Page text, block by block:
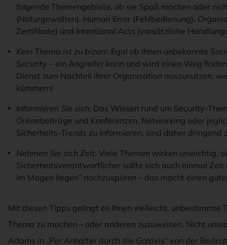
folgende Themengebiete, ob sie Spaß machen oder
(Naturgewalten), Human Error (Fehlbedienung),
Zertifikate) und Intentional Acts (vorsätzliche
Kein Thema ist zu bizarr: Egal ob Ihnen unbekannte
Security – ein Angreifer kann und wird einen Weg
Dienst zum Nachteil ihrer Organisation auszunutzen,
kümmern!
Informieren Sie sich: Das Wissen rund um Security-
Onlinebeiträge und Konferenzen, Networking oder
Sicherheits-Trends zu informieren, sind daher dringend
Nehmen Sie sich Zeit: Viele Themen wirken unwichtig,
Sicherheitsverantwortlicher sollte sich auch einmal
im Magen liegen” nachzuspüren – das macht einen
Mit diesen Tipps gelingt es Ihnen vielleicht, unbestimmte
Thema zu machen – oder anderen zuzuweisen. Nicht
Adams in „Per Anhalter durch die Galaxis“ von der